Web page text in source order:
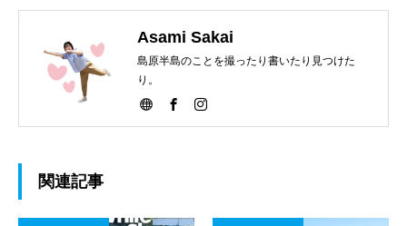
Asami Sakai
島原半島のことを撮ったり書いたり見つけた
り。
関連記事